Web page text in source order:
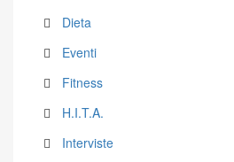
Dieta
Eventi
Fitness
H.I.T.A.
Interviste